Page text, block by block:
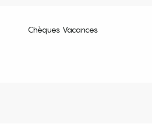
Chèques Vacances